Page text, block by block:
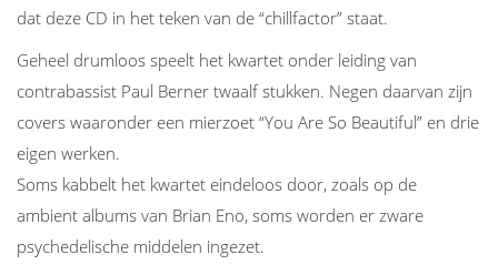
dat deze CD in het teken van de “chillfactor” staat.
Geheel drumloos speelt het kwartet onder leiding van
contrabassist Paul Berner twaalf stukken. Negen daarvan zijn
covers waaronder een mierzoet “You Are So Beautiful” en drie
eigen werken.
Soms kabbelt het kwartet eindeloos door, zoals op de
ambient albums van Brian Eno, soms worden er zware
psychedelische middelen ingezet.